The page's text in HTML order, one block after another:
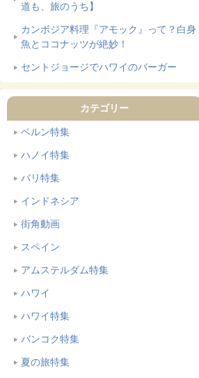
道も、旅のうち】
カンボジア料理『アモック』って？白身
魚とココナッツが絶妙！
セントジョージでハワイのバーガー
カテゴリー
ベルン特集
ハノイ特集
バリ特集
インドネシア
街角動画
スペイン
アムステルダム特集
ハワイ
ハワイ特集
バンコク特集
夏の旅特集